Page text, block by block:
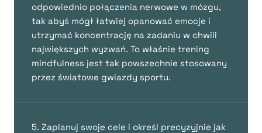
odpowiednio połączenia nerwowe w mózgu,
tak abyś mógł łatwiej opanować emocje i
utrzymać koncentrację na zadaniu w chwili
największych wyzwań. To właśnie trening
mindfulness jest tak powszechnie stosowany
przez światowe gwiazdy sportu.
5. Zaplanuj swoje cele i określ precyzyjnie jak